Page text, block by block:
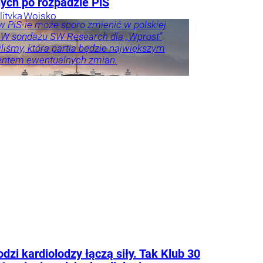
Wojsko
PiS-ie może sporo zmienić w polskiej
sondażu SW Research dla „Wprost”
która partia będzie największym
ewentualnych zmian.
kardiolodzy łączą siły. Tak Klub 30